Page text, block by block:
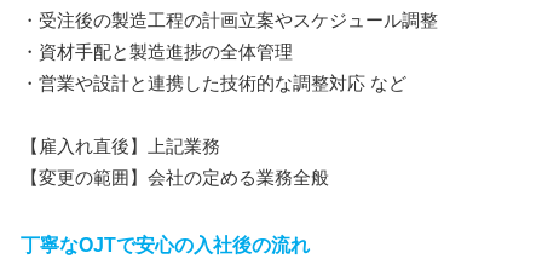
・受注後の製造工程の計画立案やスケジュール調整
・資材手配と製造進捗の全体管理
・営業や設計と連携した技術的な調整対応 など
【雇入れ直後】上記業務
【変更の範囲】会社の定める業務全般
丁寧なOJTで安心の入社後の流れ